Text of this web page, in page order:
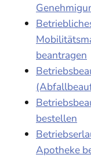
beantragen
bestellen
Apotheke